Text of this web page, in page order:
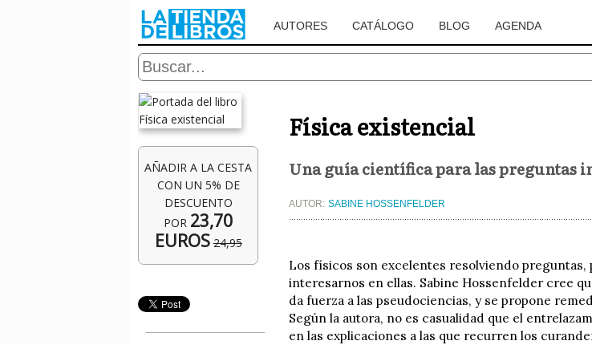
AUTORES CATÁLOGO BLOG AGENDA
AÑADIR A LA CESTA
CON UN 5% DE
DESCUENTO
POR 23,70
EUROS 24,95
Física existencial
Una guía científica para las preguntas
AUTOR: SABINE HOSSENFELDER
Los físicos son excelentes resolviendo
interesarnos en ellas. Sabine Hossenfelder cree
da fuerza a las pseudociencias, y se propone
Según la autora, no es casualidad que el
en las explicaciones a las que recurren los